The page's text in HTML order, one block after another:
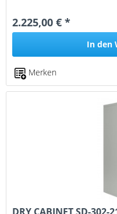
2.225,00 € *
In den
Merken